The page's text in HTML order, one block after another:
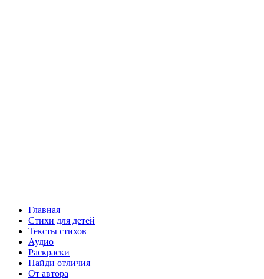
Главная
Стихи для детей
Тексты стихов
Аудио
Раскраски
Найди отличия
От автора